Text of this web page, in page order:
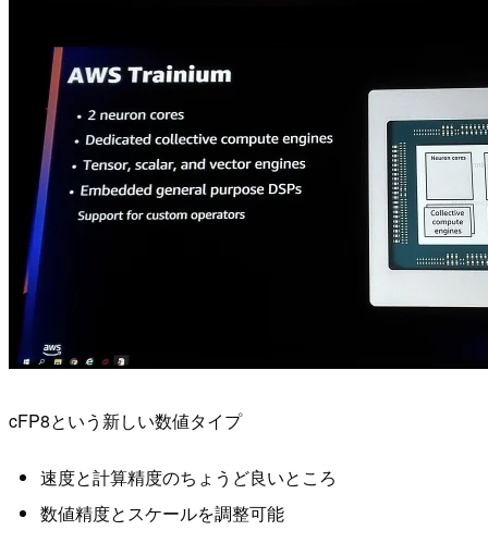
cFP8という新しい数値タイプ
速度と計算精度のちょうど良いところ
数値精度とスケールを調整可能